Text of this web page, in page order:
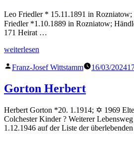
Leo Friedler * 15.11.1891 in
Friedler *1.10.1889 in Rozniatow;
171 Heirat …
„Friedler
weiterlesen
Veröffentlicht
Franz-Josef Wittstamm 16/03/2024
Gorton Herbert
Herbert Gorton *20. 1.1914; ✡ 1969
Colchester Kinder ? Weiterer
1.12.1946 auf der Liste der